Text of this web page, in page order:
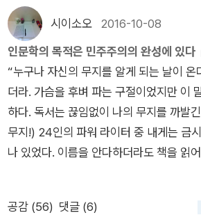
사를 뒤집는다. 기존 서사가 또 다른 서사
후적으로 구성된 담론임을 익명적 지식을
계보학적 방법), 더 나아가 익명적 지식을
구축한다(미시사의 방법). 즉 계보학과 미
트의 서사성이 가진 이중의 위협에 대응
용자) ……청계천 피복노조(청계피복 노
동일방직 노조를 기술할 때와는 달리 YH
조가 선택의 주체였다는 점이 강조된다.
그들은 주체적이었다고 말할 수 있을까?
주체로 만드는 이와 같은 서사는 약간 당혹
얼마나 고통을 받았을까 …… 얼마 되지 않
게, 그 일에 대해 자신과 자랑을 갖게 하고
나는 좀더 급료가 많았으면 하고 바랬었다
쓴이숲노래(최종규) : 우리말꽃(국어사전
책숲, 숲노래”라는 이름으로 시골인 전남
책박물관을 꾸립니다. ‘보리 국어사전’ 편
어른 유고’를 갈무리했습니다. 《들꽃내음
을 보았습니다》, 《우리말꽃》, 《미래세대
미 사전》, 《새로 쓰는 우리말 꾸러미 사전》,
으면 매주 월요일 저녁에 레드스타킹 독서
스몰토크를 방문해주십시오. 해치지 않
시작되면 불청객처럼 ‘월요병’이 찾아옵
력하고 피곤해집니다. 레드스타킹도 월요
었습니다. 몸이 아파서 월요일 모임에 오
요. 어제는 모임에 자주 오시는 분들과 함
멘터리 영화 <위로 공단>을 봤습니다. 영
‘꽃보다 페미니즘’ 강연 준비 및 홍보 방식
었어요. < 위로 공단 >은 저마다의 꿈을
해 온 여성 노동자들의 삶을 조명한 다큐
시이소오 2016-10-08
인문학의 목적은 민주주의의 완성에 있다
“누구나 자신의 무지를 알게 되는 날이 온다.” 누가 했던
더라. 가슴을 후벼 파는 구절이었지만 이
하다. 독서는 끊임없이 나의 무지를 까발
무지!) 24인의 파워 라이터 중 내게는 금
나 있었다. 이름을 안다하더라도 책을 읽
낼 수 있다니! 그러면서도 그는 ‘인문학 장
공감 (56) 댓글 (6)